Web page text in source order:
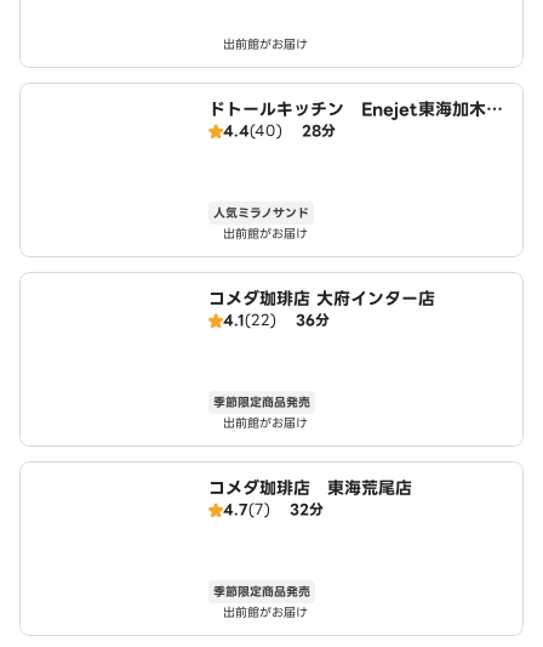
出前館がお届け
ドトールキッチン Enejet東海加木屋
店4.4(40) 28分
人気ミラノサンド
出前館がお届け
コメダ珈琲店 大府インター店
4.1(22) 36分
季節限定商品発売
出前館がお届け
コメダ珈琲店 東海荒尾店
4.7(7) 32分
季節限定商品発売
出前館がお届け